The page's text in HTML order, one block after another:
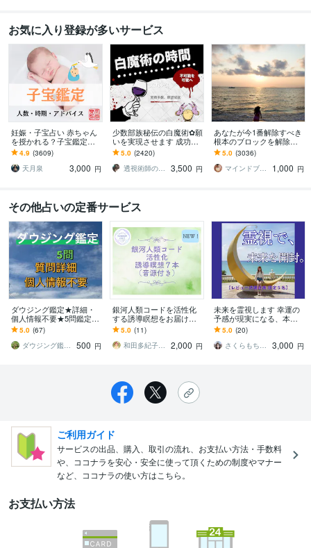
お気に入り登録が多いサービス
妊娠・子宝占い 赤ちゃん
を授かれる？子宝鑑定し
ます 子供を授かるか、授
かる時期、性別、授かる
ための行動を鑑定
4.9 (3609)
天月泉
3,000 円
少数部族秘伝の白魔術✿願
いを実現させます 成功率8
0%☆願いを実現します✿
5.0 (2420)
透視術師のアリナ
3,500 円
あなたが今1番解除すべき
根本のブロックを解除し
ます とにかく現状を変え
たい方、上手くいかない
と感じている方へ
5.0 (3036)
マインドブロックバスター颯（soul）
1,000 円
その他占いの定番サービス
ダウジング鑑定★詳細・
個人情報不要★5問鑑定し
ます YES/NO、可能性の
確率や時期・白黒ハッキ
リさせたい時に！
5.0 (67)
ダウジング鑑定士
500 円
銀河人類コードを活性化
する誘導瞑想をお届けし
ます 7人の高次存在とつな
がる 二極性統合＆銀河人
類コード活性化
5.0 (11)
和田多紀子♡レイキティーチャー・保健師
2,000 円
未来を霊視します 幸運の
予感が現実になる、本格
未来鑑定
5.0 (20)
さくらもち恵那
3,000 円
ご利用ガイド
サービスの出品、購入、取引の流れ、お支払い方法・手数料
や、ココナラを安心・安全に使って頂くための制度やマナー
など、ココナラの使い方はこちら。
お支払い方法